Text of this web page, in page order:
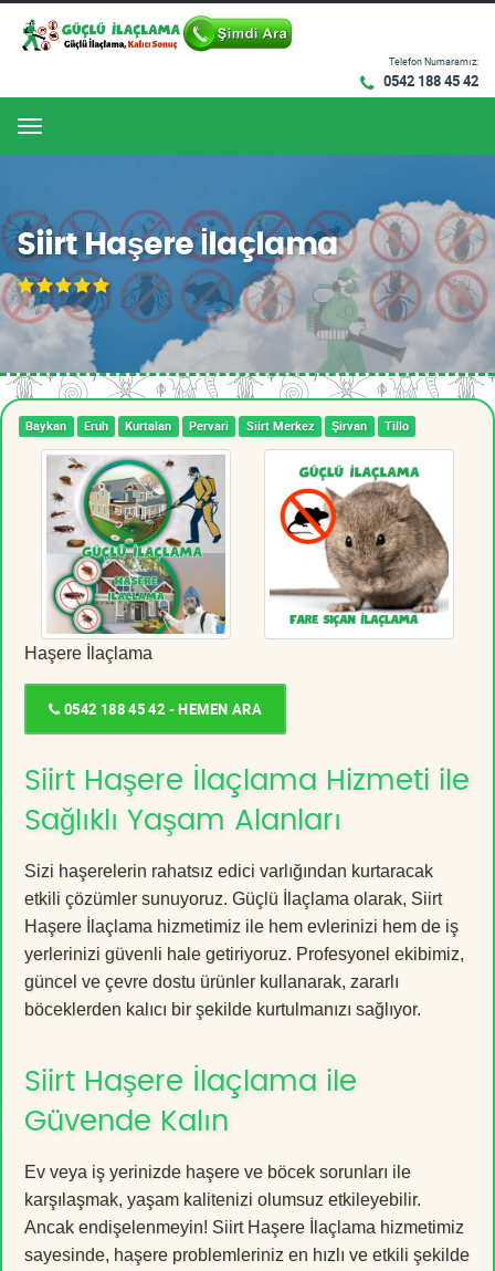
Telefon Numaramız:
0542 188 45 42
Menu
Siirt Haşere İlaçlama
Baykan Eruh Kurtalan Pervari Siirt Merkez Şirvan Tillo
Haşere İlaçlama
0542 188 45 42 - HEMEN ARA
Siirt Haşere İlaçlama Hizmeti ile
Sağlıklı Yaşam Alanları
Sizi haşerelerin rahatsız edici varlığından kurtaracak
etkili çözümler sunuyoruz. Güçlü İlaçlama olarak, Siirt
Haşere İlaçlama hizmetimiz ile hem evlerinizi hem de iş
yerlerinizi güvenli hale getiriyoruz. Profesyonel ekibimiz,
güncel ve çevre dostu ürünler kullanarak, zararlı
böceklerden kalıcı bir şekilde kurtulmanızı sağlıyor.
Siirt Haşere İlaçlama ile
Güvende Kalın
Ev veya iş yerinizde haşere ve böcek sorunları ile
karşılaşmak, yaşam kalitenizi olumsuz etkileyebilir.
Ancak endişelenmeyin! Siirt Haşere İlaçlama hizmetimiz
sayesinde, haşere problemleriniz en hızlı ve etkili şekilde